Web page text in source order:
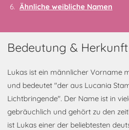
Ähnliche weibliche Namen
Bedeutung &
Lukas ist ein männlicher Vorname
und bedeutet "der aus Lucania
Lichtbringende". Der Name ist in
gebräuchlich und gehört zu den
ist Lukas einer der beliebtesten